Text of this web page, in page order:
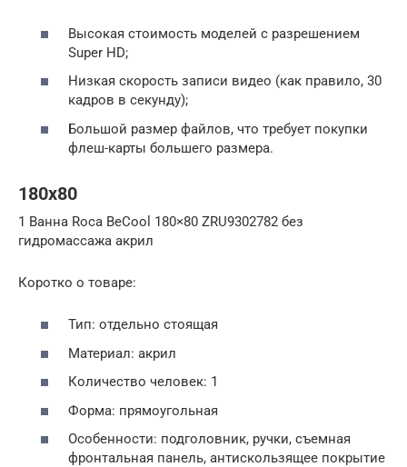
Высокая стоимость моделей с разрешением
Super HD;
Низкая скорость записи видео (как правило, 30
кадров в секунду);
Большой размер файлов, что требует покупки
флеш-карты большего размера.
180х80
1 Ванна Roca BeCool 180×80 ZRU9302782 без
гидромассажа акрил
Коротко о товаре:
Тип: отдельно стоящая
Материал: акрил
Количество человек: 1
Форма: прямоугольная
Особенности: подголовник, ручки, съемная
фронтальная панель, антискользящее покрытие